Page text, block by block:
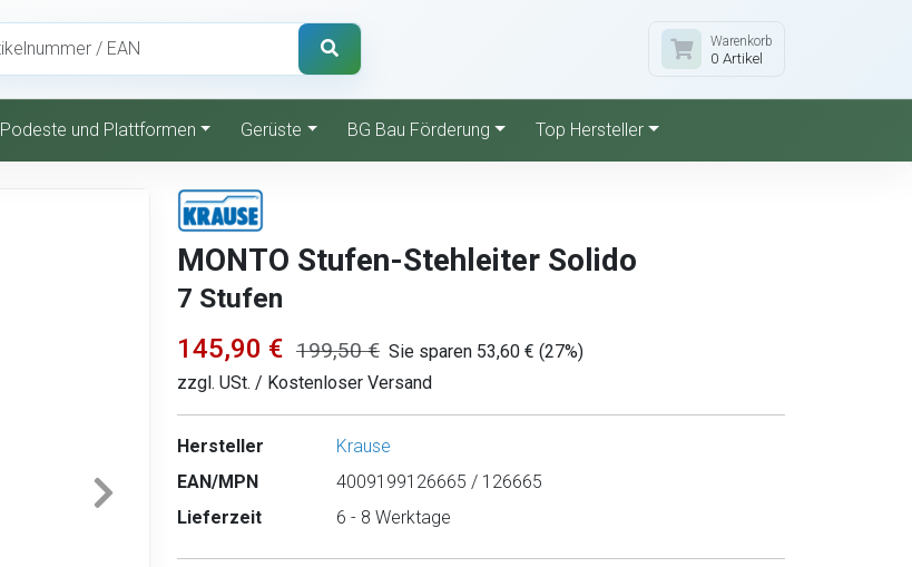
Warenkorb
0 Artikel
Podeste und Plattformen Gerüste BG Bau Förderung Top Hersteller
MONTO Stufen-Stehleiter Solido
7 Stufen
145,90 € 199,50 € Sie sparen 53,60 € (27%)
zzgl. USt. / Kostenloser Versand
Hersteller
Krause
EAN/MPN
4009199126665 / 126665
Lieferzeit
6 - 8 Werktage